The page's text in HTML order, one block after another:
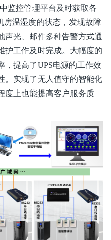
监控管理平台及时获取各
房温湿度的状态，发现故障
声光、邮件多种告警方式通
护工作及时完成。大幅度的
，提高了UPS电源的工作效
。实现了无人值守的智能化
度上也能提高客户服务质